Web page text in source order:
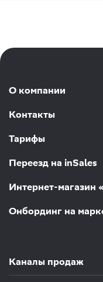
О компании
Контакты
Тарифы
Переезд на inSales
Интернет-магазин
Онбординг на
Каналы продаж